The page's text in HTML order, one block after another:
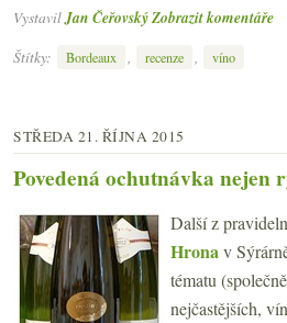
Vystavil Jan ČeřovskýZobrazit komentáře
Štítky:
Bordeaux , recenze , víno
STŘEDA 21. ŘÍJNA 2015
Povedená ochutnávka nejen
Další z
Hronav
tématu
nejčastějších,